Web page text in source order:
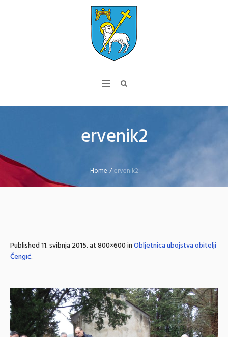
ervenik2
Home /ervenik2
Published11. svibnja 2015.at 800×600 inObljetnica ubojstva obitelji
Čengić.